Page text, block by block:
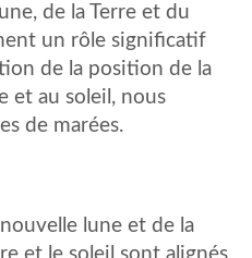
de la Terre et du
un rôle significatif
de la position de la
et au soleil, nous
de marées.
lune et de la
et le soleil sont alignés.